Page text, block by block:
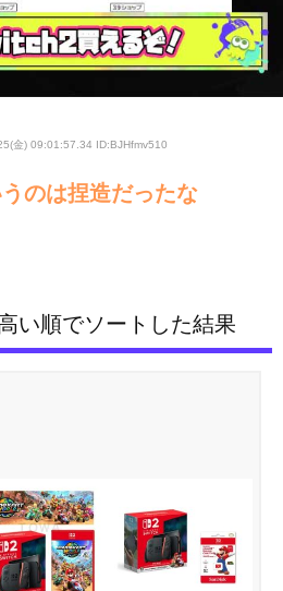
金) 09:01:57.34 ID:BJHfmv510
のは捏造だったな
い順でソートした結果